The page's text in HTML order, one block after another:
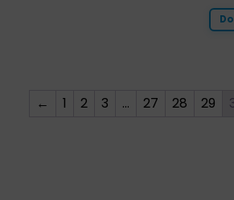
← 1 2 3 … 27 28 29